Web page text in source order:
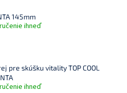
145mm
ihneď
pre skúšku vitality TOP COOL
ihneď